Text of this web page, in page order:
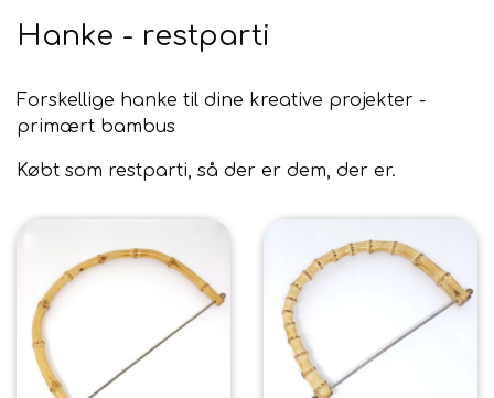
Garn og opskrifter
Garn
Opskrifter
2. Sortering
Hudpleje
Hanke - restparti
Tyngdefyld af genbrugsplast
Strikketid
Hanke - restparti
Forskellige hanke til dine kreative projekter -
primært bambus
Købt som restparti, så der er dem, der er.